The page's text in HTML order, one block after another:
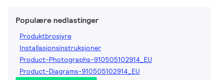
Populære nedlastinger
Produktbrosjyre
Installasjonsinstruksjoner
Product-Photographs-910505102914_EU
Product-Diagrams-910505102914_EU